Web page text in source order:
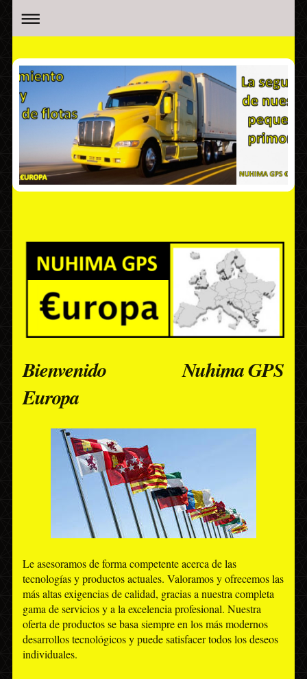
Bienvenido Nuhima GPS
Europa
Le asesoramos de forma competente acerca de las
tecnologías y productos actuales. Valoramos y ofrecemos las
más altas exigencias de calidad, gracias a nuestra completa
gama de servicios y a la excelencia profesional. Nuestra
oferta de productos se basa siempre en los más modernos
desarrollos tecnológicos y puede satisfacer todos los deseos
individuales.